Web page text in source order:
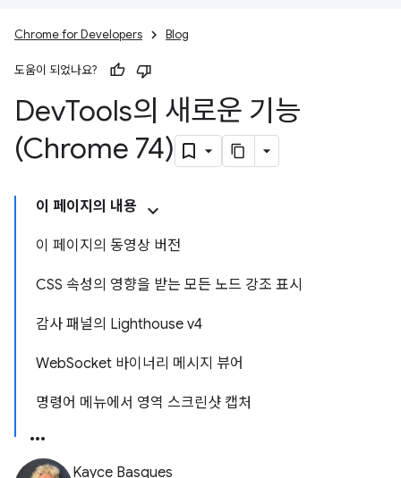
Chrome for Developers Blog
도움이 되었나요?
DevTools의 새로운 기능
(Chrome 74)
이 페이지의 내용
이 페이지의 동영상 버전
CSS 속성의 영향을 받는 모든 노드 강조 표시
감사 패널의 Lighthouse v4
WebSocket 바이너리 메시지 뷰어
명령어 메뉴에서 영역 스크린샷 캡처
Kayce Basques